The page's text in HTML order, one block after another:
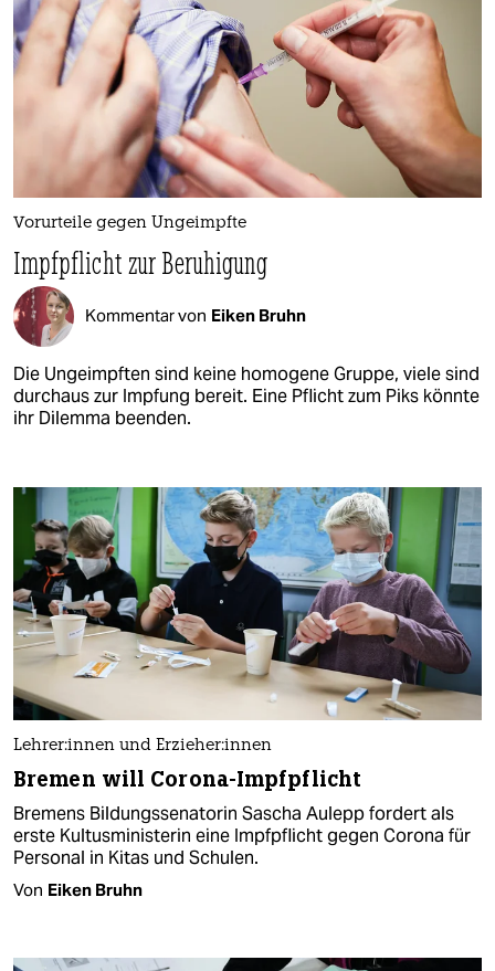
Vorurteile gegen Ungeimpfte
Impfpflicht zur Beruhigung
Kommentar von Eiken Bruhn
Die Ungeimpften sind keine homogene Gruppe, viele sind
durchaus zur Impfung bereit. Eine Pflicht zum Piks könnte
ihr Dilemma beenden.
Leh­re­r:in­nen und Er­zie­he­r:in­nen
Bremen will Corona-Impfpflicht
Bremens Bildungssenatorin Sascha Aulepp fordert als
erste Kultusministerin eine Impfpflicht gegen Corona für
Personal in Kitas und Schulen.
Von Eiken Bruhn